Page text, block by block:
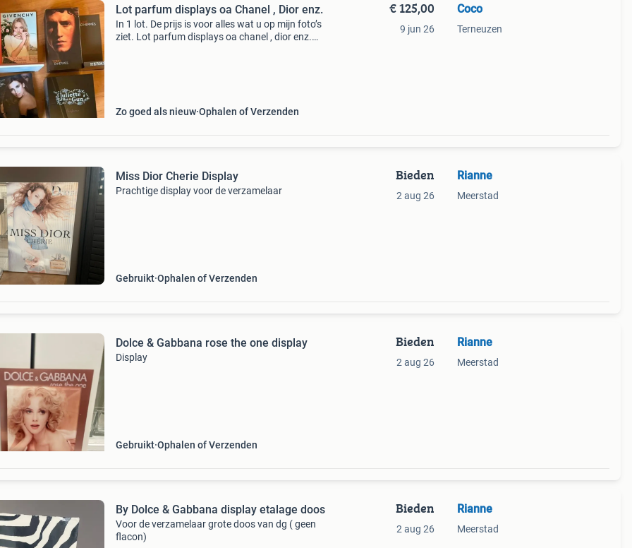
Lot parfum displays oa Chanel , Dior enz.
In 1 lot. De prijs is voor alles wat u op mijn foto’s
ziet. Lot parfum displays oa chanel , dior enz.
Zo goed als nieuw Ophalen of Verzenden
€ 125,00
9 jun 26
Coco
Terneuzen
Miss Dior Cherie Display
Prachtige display voor de verzamelaar
Gebruikt Ophalen of Verzenden
Bieden
2 aug 26
Rianne
Meerstad
Dolce & Gabbana rose the one display
Display
Gebruikt Ophalen of Verzenden
Bieden
2 aug 26
Rianne
Meerstad
By Dolce & Gabbana display etalage doos
Voor de verzamelaar grote doos van dg ( geen
flacon)
Bieden
2 aug 26
Rianne
Meerstad